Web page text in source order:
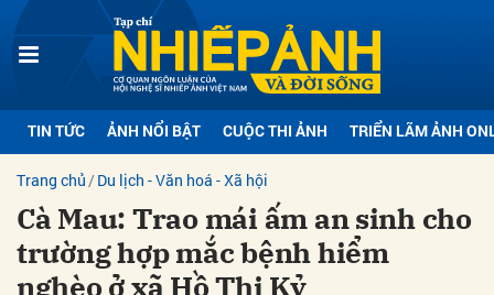
TIN TỨC ẢNH NỔI BẬT CUỘC THI ẢNH TRIỂN LÃM ẢNH
Trang chủ Du lịch - Văn hoá - Xã hội
Cà Mau: Trao mái ấm an sinh cho
trường hợp mắc bệnh hiểm
nghèo ở xã Hồ Thị Kỷ
luận